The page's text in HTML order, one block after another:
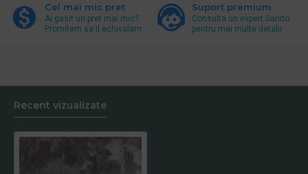
Cel mai mic pret
Ai gasit un pret mai mic?
Promitem sa il echivalam.
Suport premium
Consulta un expert Sanito
pentru mai multe detalii
Recent vizualizate